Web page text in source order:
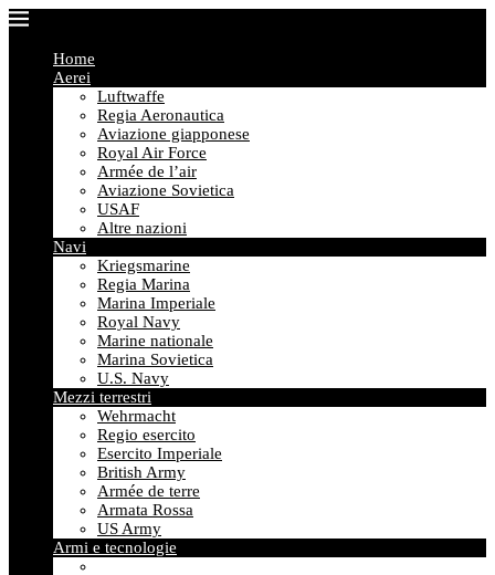
Home
Aerei
Luftwaffe
Regia Aeronautica
Aviazione giapponese
Royal Air Force
Armée de l’air
Aviazione Sovietica
USAF
Altre nazioni
Navi
Kriegsmarine
Regia Marina
Marina Imperiale
Royal Navy
Marine nationale
Marina Sovietica
U.S. Navy
Mezzi terrestri
Wehrmacht
Regio esercito
Esercito Imperiale
British Army
Armée de terre
Armata Rossa
US Army
Armi e tecnologie